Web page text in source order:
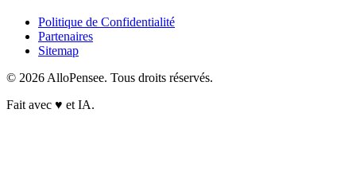
Politique de Confidentialité
Partenaires
Sitemap
© 2026 AlloPensee. Tous droits réservés.
Fait avec ♥ et IA.